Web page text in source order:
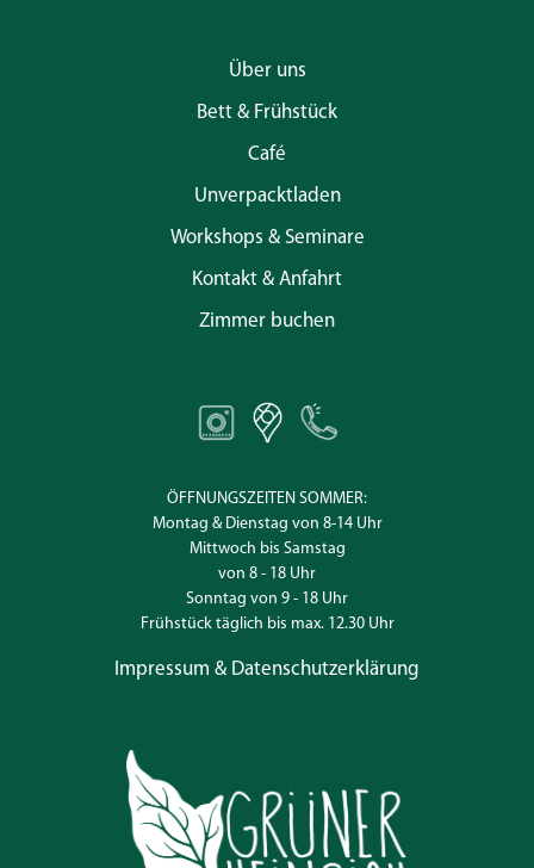
Über uns
Bett & Frühstück
Café
Unverpacktladen
Workshops & Seminare
Kontakt & Anfahrt
Zimmer buchen
ÖFFNUNGSZEITEN SOMMER:
Montag & Dienstag von 8-14 Uhr
Mittwoch bis Samstag
von 8 - 18 Uhr
Sonntag von 9 - 18 Uhr
Frühstück täglich bis max. 12.30 Uhr
Impressum & Datenschutzerklärung